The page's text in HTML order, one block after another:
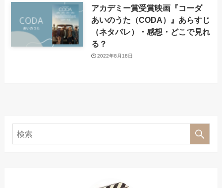
アカデミー賞受賞映画『コーダ
あいのうた（CODA）』あらすじ
（ネタバレ）・感想・どこで見れ
る？
2022年8月18日